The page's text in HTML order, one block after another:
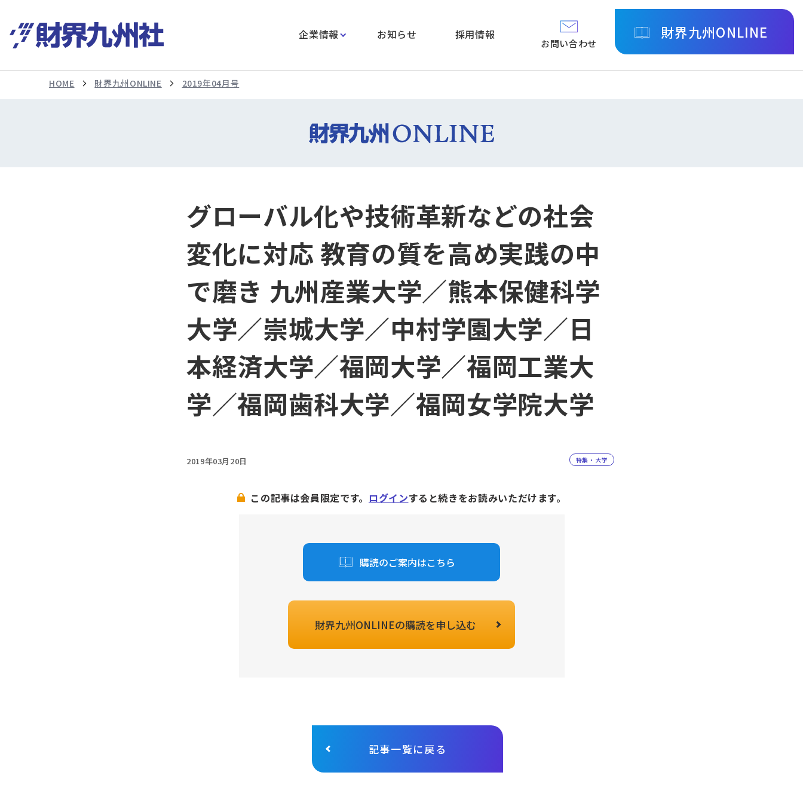
企業情報 お知らせ 採用情報
お問い合わせ
財界九州ONLINE
HOME 財界九州ONLINE 2019年04月号
グローバル化や技術革新などの社会
変化に対応 教育の質を高め実践の中
で磨き 九州産業大学／熊本保健科学
大学／崇城大学／中村学園大学／日
本経済大学／福岡大学／福岡工業大
学／福岡歯科大学／福岡女学院大学
2019年03月20日 特集・大学
この記事は会員限定です。 ログインすると続きをお読みいただけます。
購読のご案内はこちら
財界九州ONLINEの購読を申し込む
記事一覧に戻る